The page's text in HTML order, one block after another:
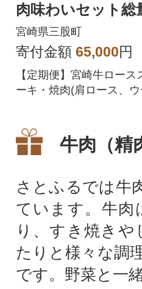
肉味わいセット総
1.9kg【MI238】三
全3回
宮崎県三股町
寄付金額 65,000円
【定期便】宮崎牛ロース
ーキ・焼肉(肩ロース、
牛肉（精
さとふるでは牛
ています。牛肉
り、すき焼き
たりと様々な調
です。野菜と一